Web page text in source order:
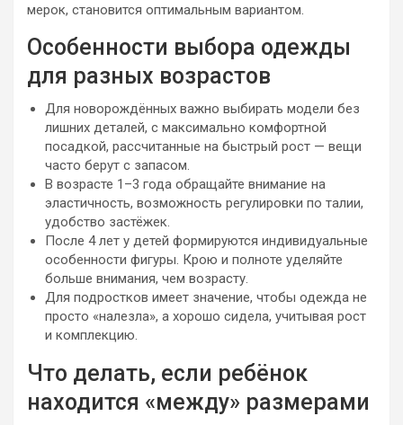
мерок, становится оптимальным вариантом.
Особенности выбора одежды
для разных возрастов
Для новорождённых важно выбирать модели без
лишних деталей, с максимально комфортной
посадкой, рассчитанные на быстрый рост — вещи
часто берут с запасом.
В возрасте 1–3 года обращайте внимание на
эластичность, возможность регулировки по талии,
удобство застёжек.
После 4 лет у детей формируются индивидуальные
особенности фигуры. Крою и полноте уделяйте
больше внимания, чем возрасту.
Для подростков имеет значение, чтобы одежда не
просто «налезла», а хорошо сидела, учитывая рост
и комплекцию.
Что делать, если ребёнок
находится «между» размерами